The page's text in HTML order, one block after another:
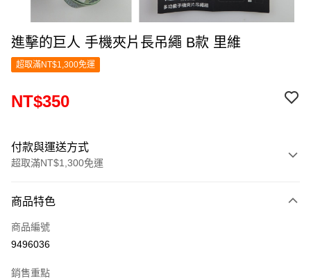
進擊的巨人 手機夾片長吊繩 B款 里維
超取滿NT$1,300免運
NT$350
付款與運送方式
超取滿NT$1,300免運
信用卡一次付款
超商取貨付款
商品特色
商品編號
9496036
銷售重點